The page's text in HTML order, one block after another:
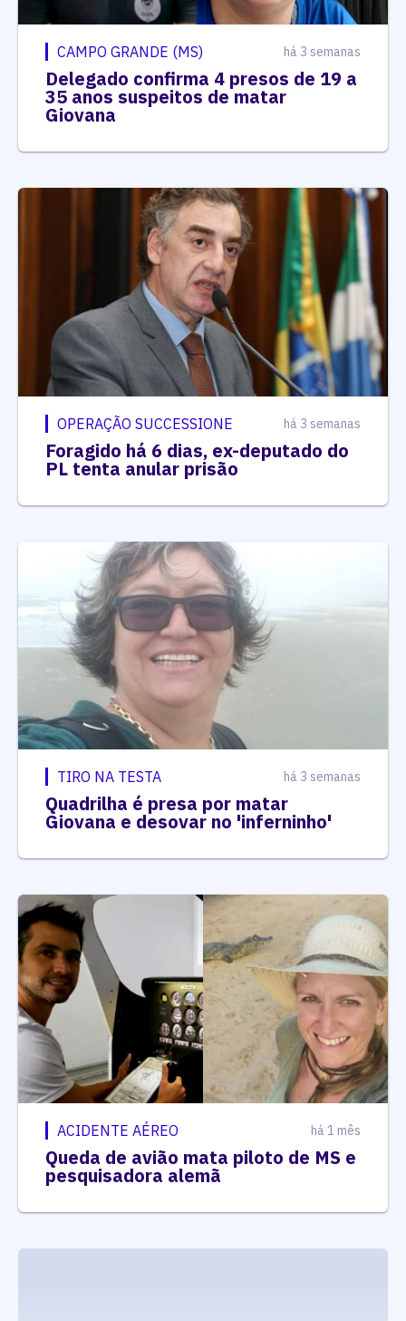
CAMPO GRANDE (MS) há 3 semanas
Delegado confirma 4 presos de 19 a
35 anos suspeitos de matar
Giovana
OPERAÇÃO SUCCESSIONE há 3 semanas
Foragido há 6 dias, ex-deputado do
PL tenta anular prisão
TIRO NA TESTA há 3 semanas
Quadrilha é presa por matar
Giovana e desovar no 'inferninho'
ACIDENTE AÉREO há 1 mês
Queda de avião mata piloto de MS e
pesquisadora alemã